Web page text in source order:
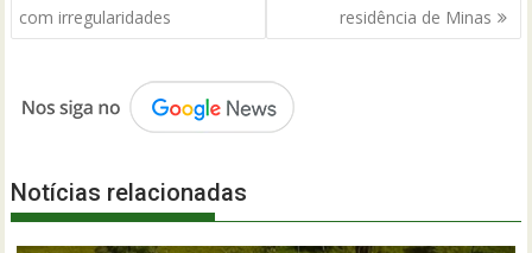
Post
com irregularidades
residência de Minas
Notícias relacionadas